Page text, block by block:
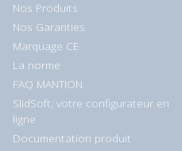
Nos Produits
Nos Garanties
Marquage CE
La norme
FAQ MANTION
SlidSoft, votre configurateur en
ligne
Documentation produit